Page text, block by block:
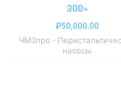
300»
₽50,000.00
ЧМЗпро -
насосы